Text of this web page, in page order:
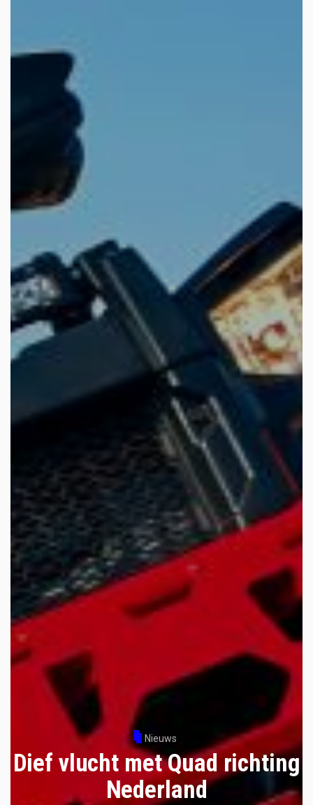
Nieuws
Dief vlucht met Quad richting
Nederland